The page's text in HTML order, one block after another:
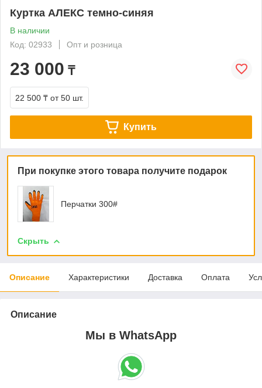
Куртка АЛЕКС темно-синяя
В наличии
Код: 02933
Опт и розница
23 000 ₸
22 500 ₸ от 50 шт.
Купить
При покупке этого товара получите подарок
Перчатки 300#
Скрыть
Описание Характеристики Доставка Оплата
Описание
Мы в WhatsApp